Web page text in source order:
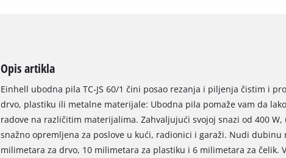
Opis artikla
Einhell ubodna pila TC-JS 60/1 čini posao rezanja i piljenja čistim i
drvo, plastiku ili metalne materijale: Ubodna pila pomaže vam da
radove na različitim materijalima. Zahvaljujući svojoj snazi od 400
snažno opremljena za poslove u kući, radionici i garaži. Nudi dubinu
milimetara za drvo, 10 milimetara za plastiku i 6 milimetara za čelik.